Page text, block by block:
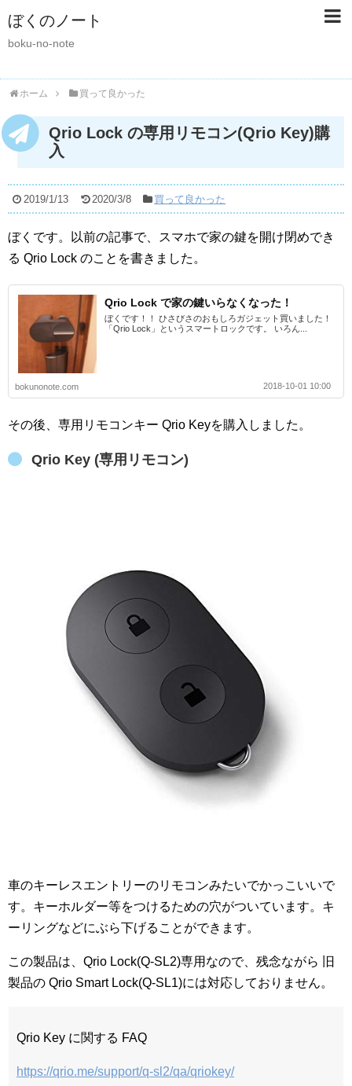
ぼくのノート
boku-no-note
ホーム 買って良かった
Qrio Lock の専用リモコン(Qrio Key)購
入
2019/1/13 2020/3/8 買って良かった
ぼくです。以前の記事で、スマホで家の鍵を開け閉めでき
る Qrio Lock のことを書きました。
Qrio Lock で家の鍵いらなくなった！
ぼくです！！ ひさびさのおもしろガジェット買いました！
「Qrio Lock」というスマートロックです。 いろん...
bokunonote.com 2018-10-01 10:00
その後、専用リモコンキー Qrio Keyを購入しました。
Qrio Key (専用リモコン)
車のキーレスエントリーのリモコンみたいでかっこいいで
す。キーホルダー等をつけるための穴がついています。キ
ーリングなどにぶら下げることができます。
この製品は、Qrio Lock(Q-SL2)専用なので、残念ながら 旧
製品の Qrio Smart Lock(Q-SL1)には対応しておりません。
Qrio Key に関する FAQ
https://qrio.me/support/q-sl2/qa/qriokey/